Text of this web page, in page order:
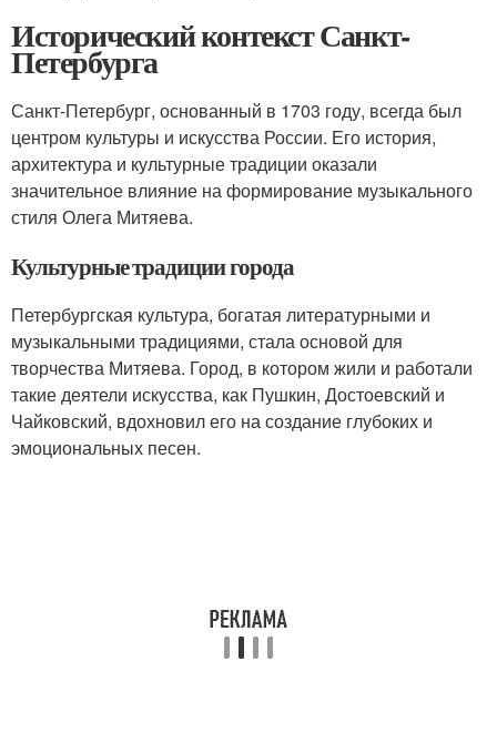
Исторический контекст Санкт-
Петербурга
Санкт-Петербург, основанный в 1703 году, всегда был
центром культуры и искусства России. Его история,
архитектура и культурные традиции оказали
значительное влияние на формирование музыкального
стиля Олега Митяева.
Культурные традиции города
Петербургская культура, богатая литературными и
музыкальными традициями, стала основой для
творчества Митяева. Город, в котором жили и работали
такие деятели искусства, как Пушкин, Достоевский и
Чайковский, вдохновил его на создание глубоких и
эмоциональных песен.